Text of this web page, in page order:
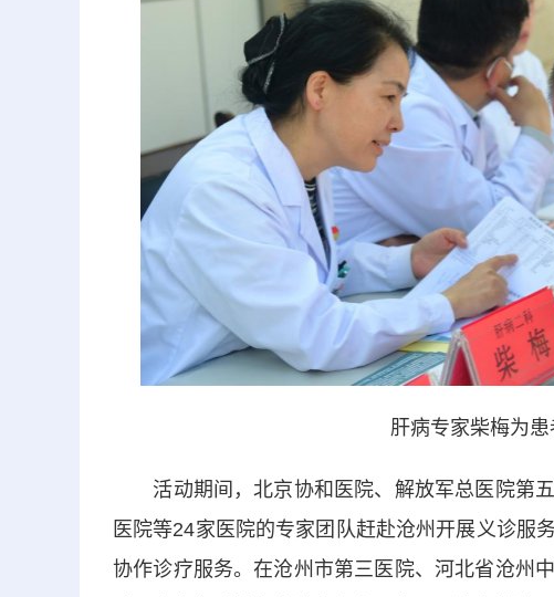
肝病专家柴梅为
活动期间，北京协和医院、解放军总医院第五
医院等24家医院的专家团队赶赴沧州开展义诊服
协作诊疗服务。在沧州市第三医院、河北省沧州